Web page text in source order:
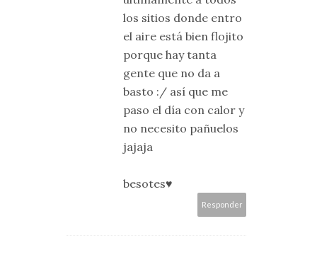
los sitios donde entro
el aire está bien flojito
porque hay tanta
gente que no da a
basto :/ así que me
paso el día con calor y
no necesito pañuelos
jajaja
besotes♥
Responder